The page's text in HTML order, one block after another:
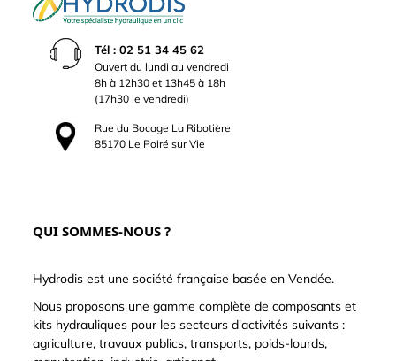
Tél : 02 51 34 45 62
Ouvert du lundi au vendredi
8h à 12h30 et 13h45 à 18h
(17h30 le vendredi)
Rue du Bocage La Ribotière
85170 Le Poiré sur Vie
QUI SOMMES-NOUS ?
Hydrodis est une société française basée en Vendée.
Nous proposons une gamme complète de composants et
kits hydrauliques pour les secteurs d'activités suivants :
agriculture, travaux publics, transports, poids-lourds,